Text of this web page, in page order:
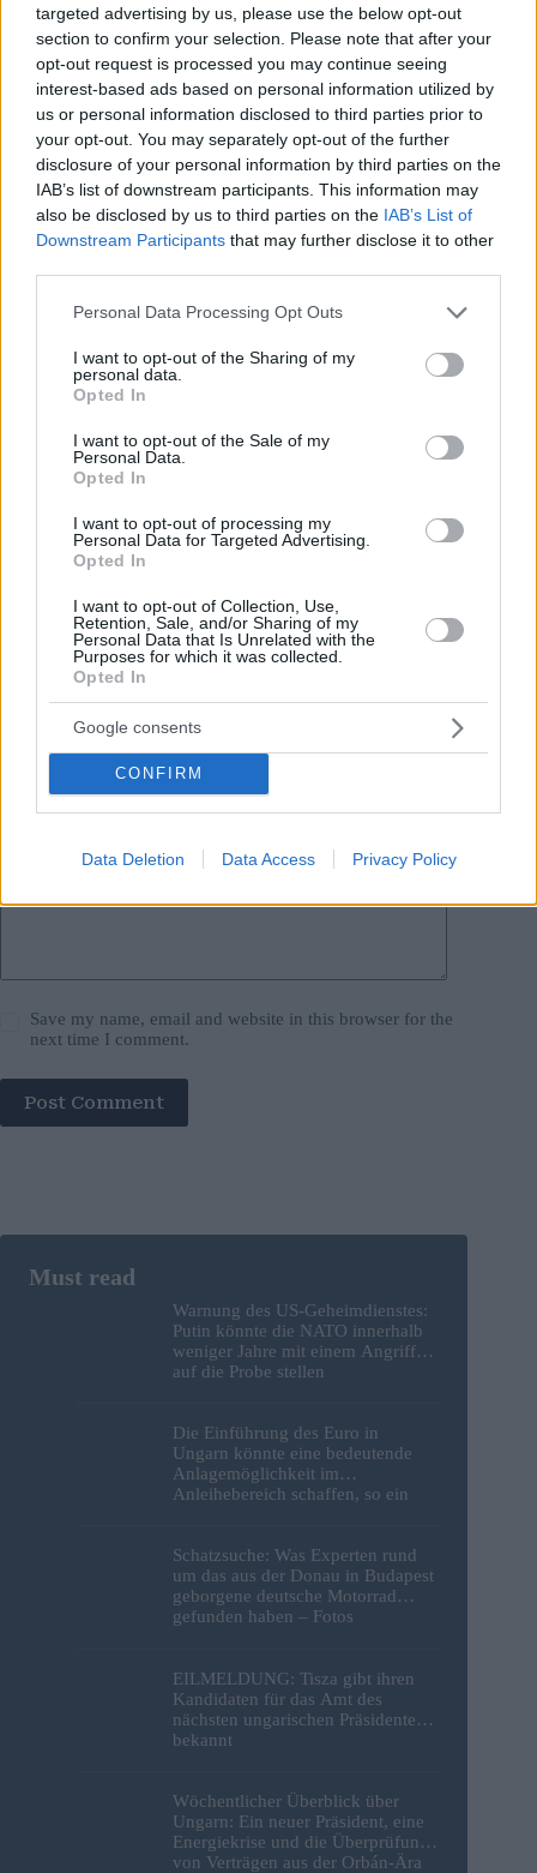
targeted advertising by us, please use the below opt-out
section to confirm your selection. Please note that after your
opt-out request is processed you may continue seeing
interest-based ads based on personal information utilized by
us or personal information disclosed to third parties prior to
your opt-out. You may separately opt-out of the further
disclosure of your personal information by third parties on the
IAB’s list of downstream participants. This information may
also be disclosed by us to third parties on the IAB’s List of
Downstream Participants that may further disclose it to other
Please note that this website/app uses one or more Google
not limited to your visit or usage behaviour. You may click to
grant or deny consent to Google and its third-party tags to
use your data for below specified purposes in below Google
consent section.
Personal Data Processing Opt Outs
I want to opt-out of the Sharing of my
personal data.
Opted In
I want to opt-out of the Sale of my
Personal Data.
Opted In
I want to opt-out of processing my
Personal Data for Targeted Advertising.
Opted In
I want to opt-out of Collection, Use,
Retention, Sale, and/or Sharing of my
Personal Data that Is Unrelated with the
Purposes for which it was collected.
Opted In
Google consents
CONFIRM
Data Deletion Data Access Privacy Policy
zurückzuführen.
“Unser Ansatz, SZFE zu führen, ist auch Teil unseres
Ansatzes zur Demokratie,”
Er sagte und fügte hinzu, dass beide Seiten auch keine
Fortschritte bei der Lösung ihrer Meinungsverschiedenheiten
über die kürzlich neu verfassten Statuten der Universität
erzielt hätten.
Németh sagte, die Gespräche am Mittwoch hätten ihm
deutlich gemacht, dass der Aufsichtsrat ein anderes
Verständnis von Veränderungen habe als sie. Er sagte, dass
den letzten 30 Jahren nicht mit der Zeit weiterentwickelt
vielfältigen Möglichkeiten hinzuweisen, wie der Unterricht an
der Universität modernisiert wurde” in dieser Zeit.
Theater #ungarische regierung
Leave a Reply
*
Email*
Website
Add Comment*
Save my name, email and website in this browser for the
next time I comment.
Post Comment
Warnung des US-Geheimdienstes:
Putin könnte die NATO innerhalb
weniger Jahre mit einem Angriff
auf die Probe stellen
Die Einführung des Euro in
Ungarn könnte eine bedeutende
Anlagemöglichkeit im
Anleihebereich schaffen, so ein
Schatzsuche: Was Experten rund
um das aus der Donau in Budapest
geborgene deutsche Motorrad
gefunden haben – Fotos
EILMELDUNG: Tisza gibt ihren
Kandidaten für das Amt des
nächsten ungarischen Präsidenten
bekannt
Wöchentlicher Überblick über
Ungarn: Ein neuer Präsident, eine
Energiekrise und die Überprüfung
von Verträgen aus der Orbán-Ära